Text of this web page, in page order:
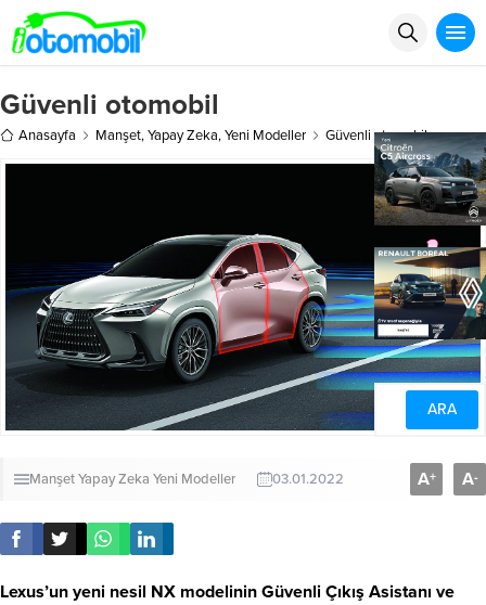
Güvenli otomobil
Anasayfa Manşet,Yapay Zeka,Yeni Modeller Güvenli otomobil
ManşetYapay Zeka Yeni Modeller 03.01.2022 A+ A-
Lexus’un yeni nesil NX modelinin Güvenli Çıkış Asistanı ve